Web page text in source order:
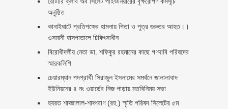
অনুষ্ঠিত
কানাইঘাটে প্রতিপক্ষের হামলায় পিতা ও পুত্র গুরুতর আহত।।
ওসমানী হাসপাতালে চিকিৎসাধীন
বিরোধীদলীয় নেতা ডা. শফিকুর রহমানের কাছে গণদাবি পরিষদের
স্মারকলিপি ‎
চেয়ারম্যান পদপ্রার্থী সিরাজুল ইসলামের সমর্থনে জালালাবাদ
ইউনিয়নের ৪ নং ওয়ার্ডের নিজ পাড়ায় মতবিনিময় সভা
হযরত শাহ্জালাল-শাহ্পরাণ (রহ.) স্মৃতি পরিষদ সিলেটের ৫ম